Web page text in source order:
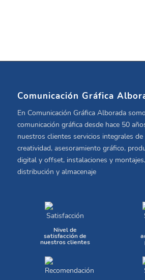
Comunicación Gráfica
En Comunicación Gráfica Alborada
comunicación gráfica desde hace 50
nuestros clientes servicios integrales
creatividad, asesoramiento gráfico,
digital y offset, instalaciones y
distribución y almacenaje
Nivel de
satisfacción de
nuestros clientes